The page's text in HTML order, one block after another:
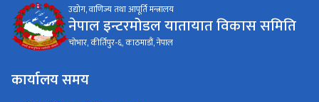
उद्योग, वाणिज्य तथा आपूर्ति मन्त्रालय
नेपाल इन्टरमोडल यातायात विकास समिति
चोभार, कीर्तिपुर-६, काठमाडौं, नेपाल
कार्यालय समय